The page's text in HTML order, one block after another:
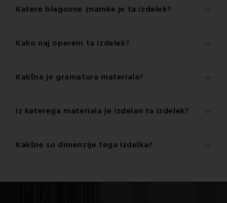
Ta izdelek ima priročno zapiranje na Zip.
Katere blagovne znamke je ta izdelek?
To je avtentičen izdelek blagovne znamke EMI.
Kako naj operem ta izdelek?
Za najboljše rezultate priporočamo pranje tega izdelka pri
Kakšna je gramatura materiala?
Gramatura materiala, uporabljenega za ta izdelek, je 120
Iz katerega materiala je izdelan ta izdelek?
Ta izdelek je izdelan iz visokokakovostnega materiala: 100
Kakšne so dimenzije tega izdelka?